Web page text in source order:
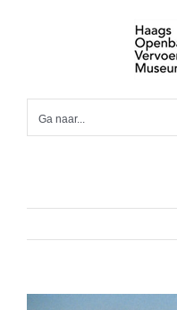
Ga naar...